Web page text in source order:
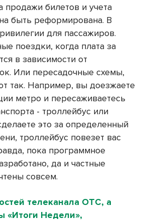
продажи билетов и учета
быть реформирована. В
для пассажиров.
поездки, когда плата за
в зависимости от
Или пересадочные схемы,
так. Например, вы доезжаете
метро и пересаживаетесь
- троллейбус или
это за определенный
троллейбус повезет вас
пока программное
да и частные
совсем.
телеканала ОТС, а
«Итоги Недели»,